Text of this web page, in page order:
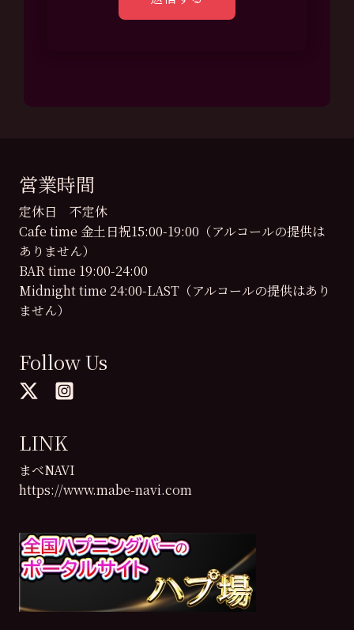
営業時間
定休日 不定休
Cafe time 金土日祝15:00-19:00（アルコールの提供は
ありません）
BAR time 19:00-24:00
Midnight time 24:00-LAST（アルコールの提供はあり
ません）
Follow Us
LINK
まべNAVI
https://www.mabe-navi.com